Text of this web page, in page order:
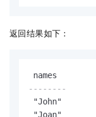
返回结果如下：
--------
"John"
"Joan"